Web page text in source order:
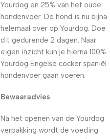
Yourdog en 25% van het oude
hondenvoer. De hond is nu bijna
helemaal over op Yourdog. Doe
dit gedurende 2 dagen. Naar
eigen inzicht kun je hierna 100%
Yourdog Engelse cocker spaniël
hondenvoer gaan voeren.
Bewaaradvies
Na het openen van de Yourdog
verpakking wordt de voeding